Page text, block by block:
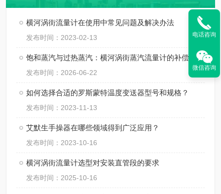
横河涡街流量计在使用中常见问题及解决办法
发布时间：2023-02-13
饱和蒸汽与过热蒸汽：横河涡街蒸汽流量计的补偿方式
发布时间：2026-06-22
如何选择合适的罗斯蒙特温度变送器型号和规格？
发布时间：2023-11-13
艾默生手操器在哪些领域得到广泛应用？
发布时间：2023-10-16
横河涡街流量计选型对安装直管段的要求
发布时间：2025-10-16
电话咨询
微信咨询